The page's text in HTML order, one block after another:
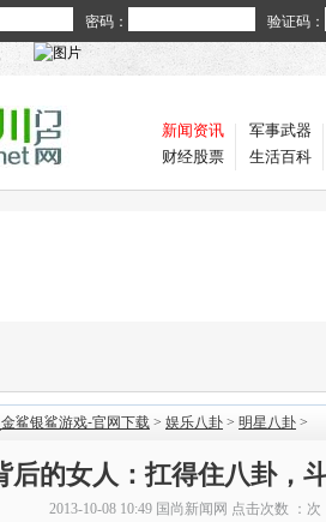
密码： 验证码：
新闻资讯
财经股票
军事武器
生活百科
鲨银鲨游戏-官网下载 > 娱乐八卦 > 明星八卦 >
后的女人：扛得住八卦，
2013-10-08 10:49 国尚新闻网 点击次数 ： 次